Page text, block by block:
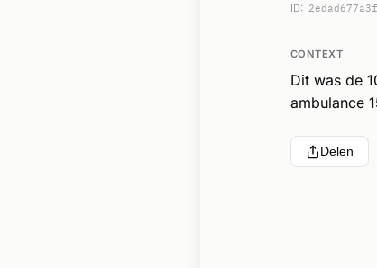
ID:
CONTEXT
Dit was de
ambulance
Delen